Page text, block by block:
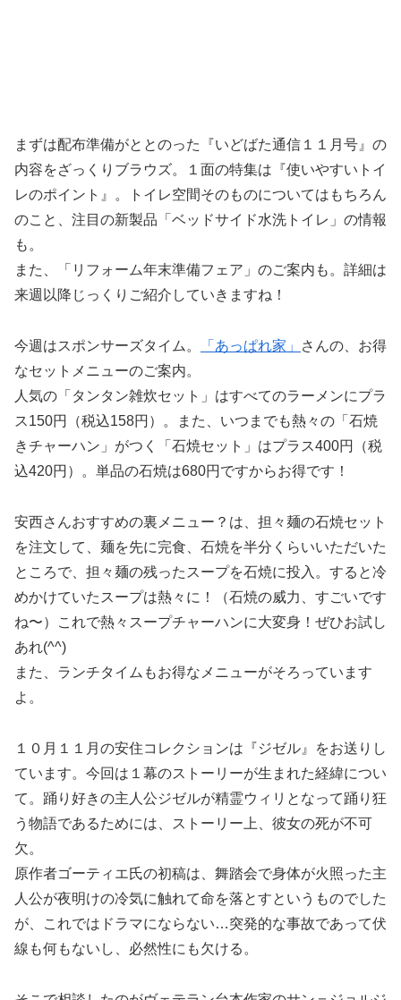
まずは配布準備がととのった『いどばた通信１１月号』の
内容をざっくりブラウズ。１面の特集は『使いやすいトイ
レのポイント』。トイレ空間そのものについてはもちろん
のこと、注目の新製品「ベッドサイド水洗トイレ」の情報
も。
また、「リフォーム年末準備フェア」のご案内も。詳細は
来週以降じっくりご紹介していきますね！
今週はスポンサーズタイム。 「あっぱれ家」
さんの、お得
なセットメニューのご案内。
人気の「タンタン雑炊セット」はすべてのラーメンにプラ
ス150円（税込158円）。また、いつまでも熱々の「石焼
きチャーハン」がつく「石焼セット」はプラス400円（税
込420円）。単品の石焼は680円ですからお得です！
安西さんおすすめの裏メニュー？は、担々麺の石焼セット
を注文して、麺を先に完食、石焼を半分くらいいただいた
ところで、担々麺の残ったスープを石焼に投入。すると冷
めかけていたスープは熱々に！（石焼の威力、すごいです
ね〜）これで熱々スープチャーハンに大変身！ぜひお試し
あれ(^^)
また、ランチタイムもお得なメニューがそろっています
よ。
１０月１１月の安住コレクションは『ジゼル』をお送りし
ています。今回は１幕のストーリーが生まれた経緯につい
て。踊り好きの主人公ジゼルが精霊ウィリとなって踊り狂
う物語であるためには、ストーリー上、彼女の死が不可
欠。
原作者ゴーティエ氏の初稿は、舞踏会で身体が火照った主
人公が夜明けの冷気に触れて命を落とすというものでした
が、これではドラマにならない…突発的な事故であって伏
線も何もないし、必然性にも欠ける。